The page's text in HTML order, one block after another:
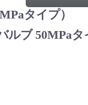
タイプ）
ブ 50MPaタ